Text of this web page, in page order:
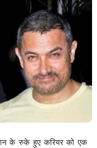
के रुके हुए करियर को एक